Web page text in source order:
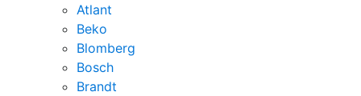
Atlant
Beko
Blomberg
Bosch
Brandt